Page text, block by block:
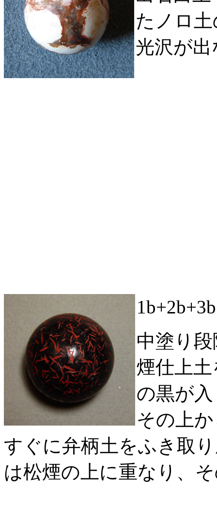
たノロ
光沢が
中塗り
煙仕上
の黒が
その上
すぐに弁柄土をふき取
は松煙の上に重なり、